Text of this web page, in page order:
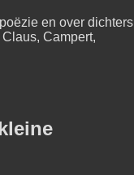
en over dichters
Campert,